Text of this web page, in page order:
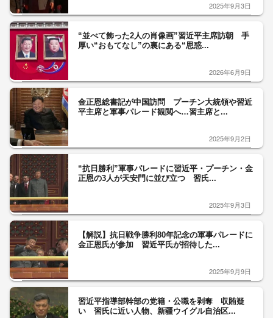
2025年9月3日
“並べて飾った2人の肖像画”習近平主席訪朝 手
厚い“おもてなし”の裏にある“思惑...
2026年6月9日
金正恩総書記が中国訪問 プーチン大統領や習近
平主席と軍事パレード観閲へ…習主席と...
2025年9月2日
“抗日勝利”軍事パレードに習近平・プーチン・金
正恩の3人が天安門に並び立つ 習氏...
2025年9月3日
【解説】抗日戦争勝利80年記念の軍事パレードに
金正恩氏が参加 習近平氏が招待した...
2025年9月9日
習近平指導部幹部の党籍・公職を剥奪 収賄疑
い 習氏に近い人物、新疆ウイグル自治区...